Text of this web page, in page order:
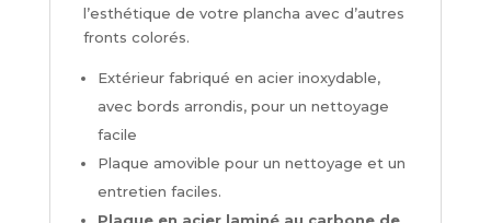
l’esthétique de votre plancha avec d’autres
fronts colorés.
Extérieur fabriqué en acier inoxydable,
avec bords arrondis, pour un nettoyage
facile
Plaque amovible pour un nettoyage et un
entretien faciles.